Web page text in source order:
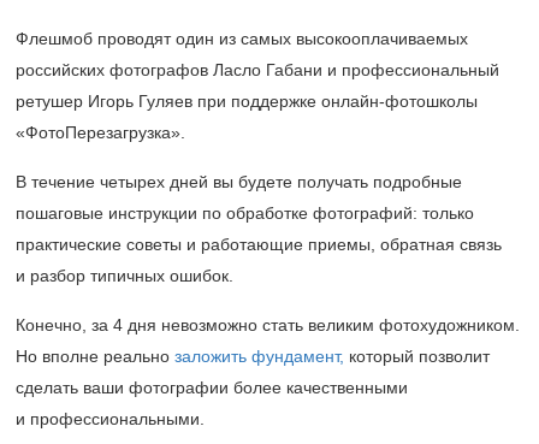
Флешмоб проводят один из самых высокооплачиваемых
российских фотографов Ласло Габани и профессиональный
ретушер Игорь Гуляев при поддержке онлайн-фотошколы
«ФотоПерезагрузка».
В течение четырех дней вы будете получать подробные
пошаговые инструкции по обработке фотографий: только
практические советы и работающие приемы, обратная связь
и разбор типичных ошибок.
Конечно, за 4 дня невозможно стать великим фотохудожником.
Но вполне реально заложить фундамент, который позволит
сделать ваши фотографии более качественными
и профессиональными.